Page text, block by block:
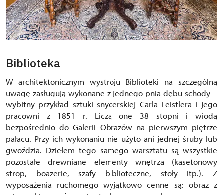
Biblioteka
W architektonicznym wystroju Biblioteki na szczególną
uwagę zasługują wykonane z jednego pnia dębu schody –
wybitny przykład sztuki snycerskiej Carla Leistlera i jego
pracowni z 1851 r. Liczą one 38 stopni i wiodą
bezpośrednio do Galerii Obrazów na pierwszym piętrze
pałacu. Przy ich wykonaniu nie użyto ani jednej śruby lub
gwoździa. Dziełem tego samego warsztatu są wszystkie
pozostałe drewniane elementy wnętrza (kasetonowy
strop, boazerie, szafy biblioteczne, stoły itp.). Z
wyposażenia ruchomego wyjątkowo cenne są: obraz z